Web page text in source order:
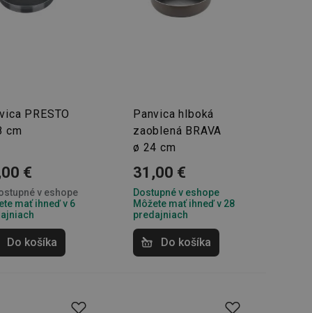
PRESTO
cm
€
v eshope
mať ihneď v 6
Do košíka
Panvica hlboká
zaoblená BRAVA
ø 24 cm
31,00 €
Dostupné v eshope
Môžete mať ihneď v 28
predajniach
Do košíka
Script.com k
cookie
mezi lidmi a
súhlasu
webom.
o rôznych
v budúcich